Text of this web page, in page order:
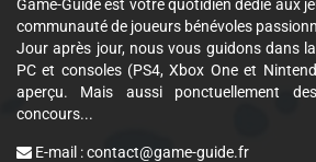
Game-Guide est votre quotidien dédié aux
communauté de joueurs bénévoles
Jour après jour, nous vous guidons dans
PC et consoles (PS4, Xbox One et
aperçu. Mais aussi ponctuellement
concours...
E-mail :contact@game-guide.fr